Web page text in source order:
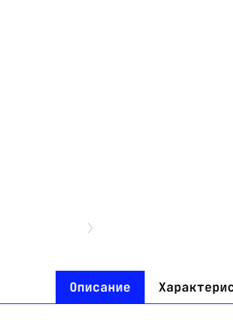
Описание